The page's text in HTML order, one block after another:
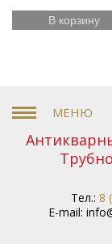
В корзину
Тел.: 8
E-mail: